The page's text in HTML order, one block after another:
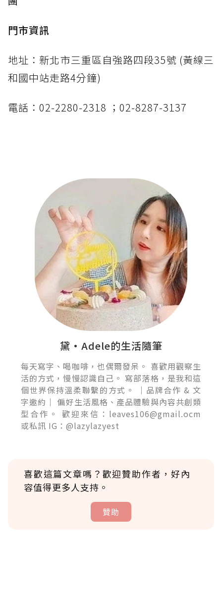
門市資訊
地址：新北市三重區自強路四段35號 (黃線三
和國中站走路4分鐘)
電話：02-2280-2318 ；02-8287-3137
黛•Adele的生活隨筆
每天寫字、喝咖啡，也偶爾發呆。 喜歡用觀察生
活的方式，慢慢認識自己。 寫部落格，是我和這
個世界保持溫柔聯繫的方式。 ｜品牌合作 & 文
字邀約｜ 偏好生活風格、產品體驗與內容共創類
型合作。 歡迎來信：leaves106@gmail.ocm
或私訊 IG：@lazylazyest
喜歡這篇文章嗎？歡迎贊助作者，好內
容值得更多人支持。
贊助